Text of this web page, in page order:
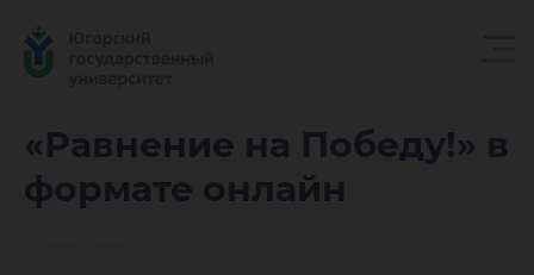
«Равнение на Победу!» в
формате онлайн